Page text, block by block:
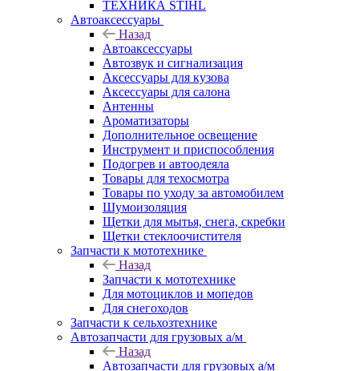
ТЕХНИКА STIHL
Автоаксессуары
Назад
Автоаксессуары
Автозвук и сигнализация
Аксессуары для кузова
Аксессуары для салона
Антенны
Ароматизаторы
Дополнительное освещение
Инструмент и приспособления
Подогрев и автоодеяла
Товары для техосмотра
Товары по уходу за автомобилем
Шумоизоляция
Щетки для мытья, снега, скребки
Щетки стеклоочистителя
Запчасти к мототехнике
Назад
Запчасти к мототехнике
Для мотоциклов и мопедов
Для снегоходов
Запчасти к сельхозтехнике
Автозапчасти для грузовых а/м
Назад
Автозапчасти для грузовых а/м